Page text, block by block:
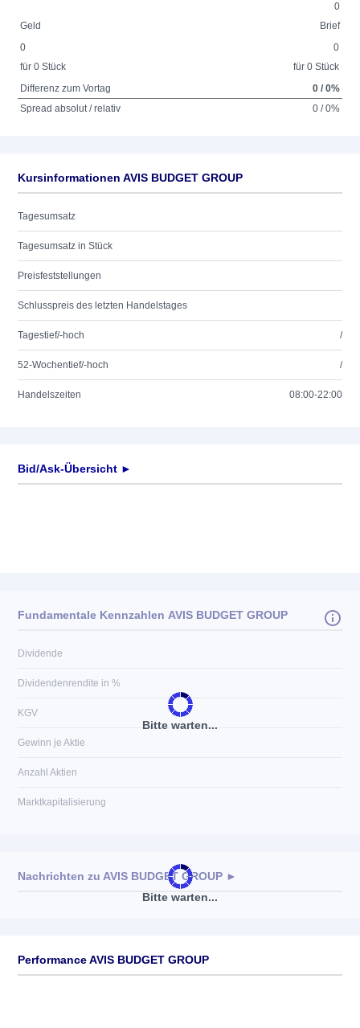
0
Geld
Brief
0
für 0 Stück
0
für 0 Stück
Differenz zum Vortag
0 / 0%
Spread absolut / relativ
0 / 0%
Kursinformationen AVIS BUDGET GROUP
Tagesumsatz
Tagesumsatz in Stück
Preisfeststellungen
Schlusspreis des letzten Handelstages
Tagestief/-hoch /
52-Wochentief/-hoch /
Handelszeiten 08:00-22:00
Bid/Ask-Übersicht ►
Bitte warten...
Fundamentale Kennzahlen AVIS BUDGET GROUP
Dividende
Dividendenrendite in %
KGV
Gewinn je Aktie
Anzahl Aktien
Marktkapitalisierung
Bitte warten...
Nachrichten zu AVIS BUDGET GROUP ►
Performance AVIS BUDGET GROUP